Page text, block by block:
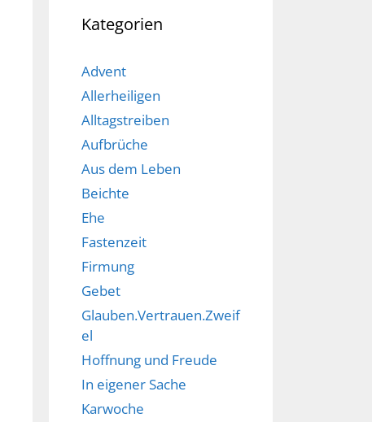
Kategorien
Advent
Allerheiligen
Alltagstreiben
Aufbrüche
Aus dem Leben
Beichte
Ehe
Fastenzeit
Firmung
Gebet
Glauben.Vertrauen.Zweif
el
Hoffnung und Freude
In eigener Sache
Karwoche